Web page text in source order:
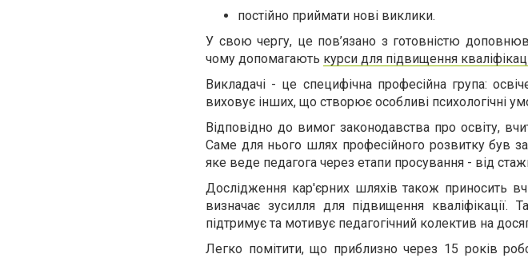
постійно приймати нові виклики.
У свою чергу, це пов’язано з готовністю
чому допомагають курси для підвищення
Викладачі - це специфічна професійна група:
виховує інших, що створює особливі психологічні
Відповідно до вимог законодавства про освіту,
Саме для нього шлях професійного розвитку був
яке веде педагога через етапи просування - від
Дослідження кар'єрних шляхів також приносить
визначає зусилля для підвищення кваліфікації.
підтримує та мотивує педагогічний колектив на
Легко помітити, що приблизно через 15 років